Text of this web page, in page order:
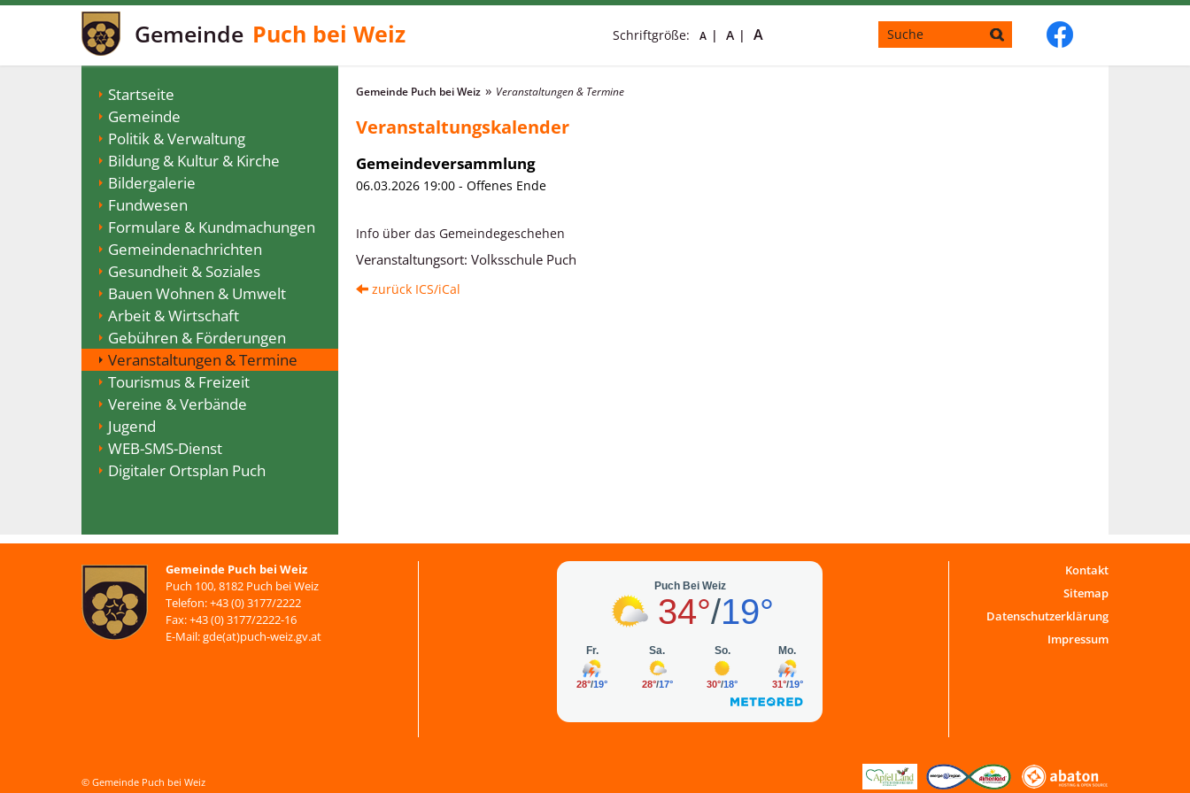
Gemeinde Puch bei Weiz Schriftgröße: A A A
Startseite
Gemeinde
Politik & Verwaltung
Bildung & Kultur & Kirche
Bildergalerie
Fundwesen
Formulare & Kundmachungen
Gemeindenachrichten
Gesundheit & Soziales
Bauen Wohnen & Umwelt
Arbeit & Wirtschaft
Gebühren & Förderungen
Veranstaltungen & Termine
Tourismus & Freizeit
Vereine & Verbände
Jugend
WEB-SMS-Dienst
Digitaler Ortsplan Puch
Gemeinde Puch bei Weiz Veranstaltungen & Termine
Veranstaltungskalender
Gemeindeversammlung
06.03.2026 19:00 - Offenes Ende
Info über das Gemeindegeschehen
Veranstaltungsort: Volksschule Puch
zurück ICS/iCal
Gemeinde Puch bei Weiz
Puch 100, 8182 Puch bei Weiz
Telefon: +43 (0) 3177/2222
Fax: +43 (0) 3177/2222-16
E-Mail: gde(at)puch-weiz.gv.at
Kontakt
Sitemap
Datenschutzerklärung
Impressum
© Gemeinde Puch bei Weiz